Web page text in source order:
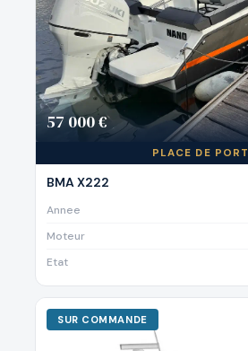
57 000 €
PLACE DE PORT
BMA X222
Annee
Moteur
Etat
SUR COMMANDE